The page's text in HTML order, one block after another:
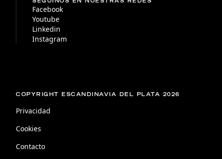
SEGUINOS EN NUESTRAS REDES
Facebook
Youtube
Linkedin
Instagram
COPYRIGHT ESCANDINAVIA DEL PLATA 2026
Privacidad
Cookies
Contacto